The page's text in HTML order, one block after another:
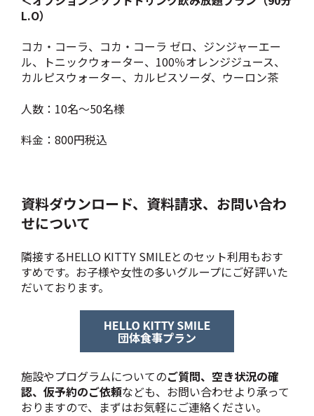
L.O）
コカ・コーラ、コカ・コーラ ゼロ、ジンジャーエー
ル、トニックウォーター、100％オレンジジュース、
カルピスウォーター、カルピスソーダ、ウーロン茶
人数：10名～50名様
料金：800円税込
資料ダウンロード、資料請求、お問い合わ
せについて
隣接するHELLO KITTY SMILEとのセット利用もおす
すめです。お子様や女性の多いグループにご好評いた
だいております。
施設やプログラムについてのご質問、空き状況の確
認、仮予約のご依頼なども、お問い合わせより承って
おりますので、まずはお気軽にご連絡ください。